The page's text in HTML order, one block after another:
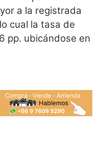
a la registrada
cual la tasa de
pp. ubicándose en